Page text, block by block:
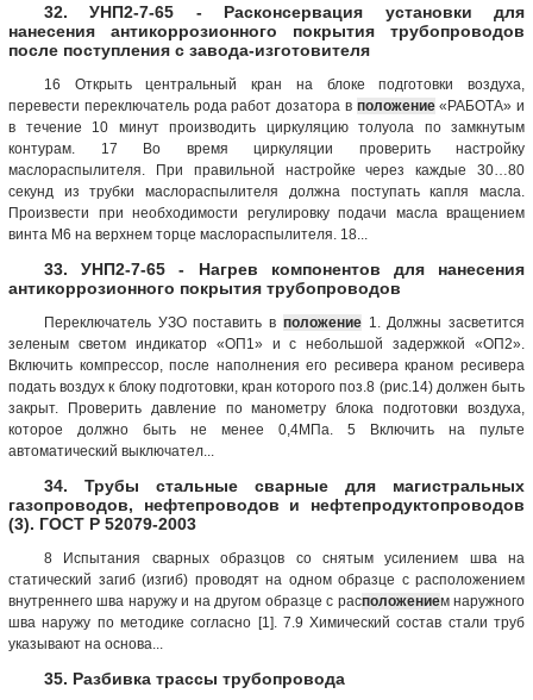
32. УНП2-7-65 - Расконсервация установки для
нанесения антикоррозионного покрытия трубопроводов
после поступления с завода-изготовителя
16 Открыть центральный кран на блоке подготовки воздуха,
перевести переключатель рода работ дозатора в положение«РАБОТА» и
в течение 10 минут производить циркуляцию толуола по замкнутым
контурам. 17 Во время циркуляции проверить настройку
маслораспылителя. При правильной настройке через каждые 30…80
секунд из трубки маслораспылителя должна поступать капля масла.
Произвести при необходимости регулировку подачи масла вращением
винта М6 на верхнем торце маслораспылителя. 18...
33. УНП2-7-65 - Нагрев компонентов для нанесения
антикоррозионного покрытия трубопроводов
Переключатель УЗО поставить в положение1. Должны засветится
зеленым светом индикатор «ОП1» и с небольшой задержкой «ОП2».
Включить компрессор, после наполнения его ресивера краном ресивера
подать воздух к блоку подготовки, кран которого поз.8 (рис.14) должен быть
закрыт. Проверить давление по манометру блока подготовки воздуха,
которое должно быть не менее 0,4МПа. 5 Включить на пульте
автоматический выключател...
34. Трубы стальные сварные для магистральных
газопроводов, нефтепроводов и нефтепродуктопроводов
(3). ГОСТ Р 52079-2003
8 Испытания сварных образцов со снятым усилением шва на
статический загиб (изгиб) проводят на одном образце с расположением
внутреннего шва наружу и на другом образце с расположением наружного
шва наружу по методике согласно [1]. 7.9 Химический состав стали труб
указывают на основа...
35. Разбивка трассы трубопровода